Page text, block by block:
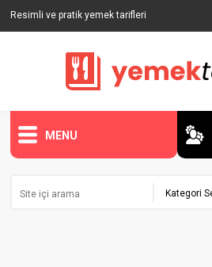
Resimli ve pratik yemek tarifleri
MENU